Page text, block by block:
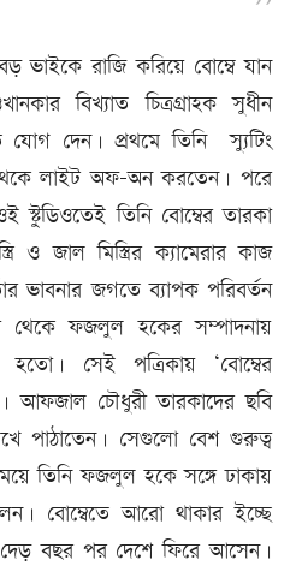
ভাইকে রাজি করিয়ে বোম্বে যান
বিখ্যাত চিত্রগ্রাহক সুধীন
যোগ দেন। প্রথমে তিনি স্যুটিং
লাইট অফ-অন করতেন। পরে
স্টুডিওতেই তিনি বোম্বের তারকা
ও জাল মিস্ত্রির ক্যামেরার কাজ
ভাবনার জগতে ব্যাপক পরিবর্তন
থেকে ফজলুল হকের সম্পাদনায়
হতো। সেই পত্রিকায় ‘বোম্বের
আফজাল চৌধুরী তারকাদের ছবি
পাঠাতেন। সেগুলো বেশ গুরুত্ব
তিনি ফজলুল হকে সঙ্গে ঢাকায়
বোম্বেতে আরো থাকার ইচ্ছে
দেড় বছর পর দেশে ফিরে আসেন।